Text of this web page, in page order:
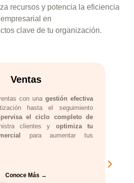
recursos y potencia la eficiencia
empresarial en
clave de tu organización.
Ventas
con una gestión efectiva
hasta el seguimiento
el ciclo completo de
clientes y optimiza tu
para aumentar tus
Conoce Más →